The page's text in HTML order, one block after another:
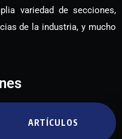
variedad de secciones,
de la industria, y mucho
ARTÍCULOS